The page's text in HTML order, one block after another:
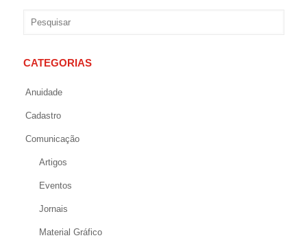
CATEGORIAS
Anuidade
Cadastro
Comunicação
Artigos
Eventos
Jornais
Material Gráfico